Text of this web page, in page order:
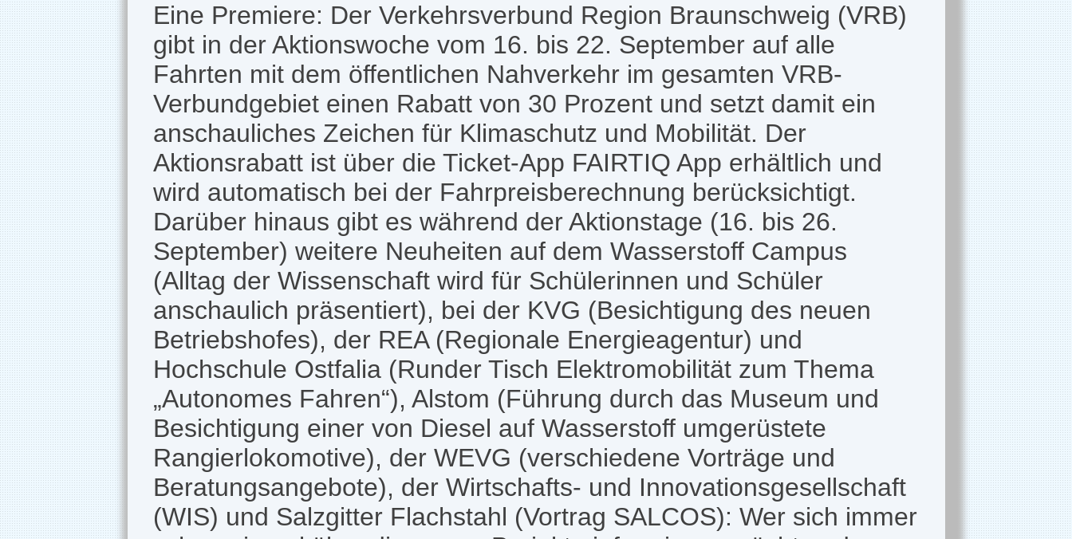
Eine Premiere: Der Verkehrsverbund Region Braunschweig (VRB)
gibt in der Aktionswoche vom 16. bis 22. September auf alle
Fahrten mit dem öffentlichen Nahverkehr im gesamten VRB-
Verbundgebiet einen Rabatt von 30 Prozent und setzt damit ein
anschauliches Zeichen für Klimaschutz und Mobilität. Der
Aktionsrabatt ist über die Ticket-App FAIRTIQ App erhältlich und
wird automatisch bei der Fahrpreisberechnung berücksichtigt.
Darüber hinaus gibt es während der Aktionstage (16. bis 26.
September) weitere Neuheiten auf dem Wasserstoff Campus
(Alltag der Wissenschaft wird für Schülerinnen und Schüler
anschaulich präsentiert), bei der KVG (Besichtigung des neuen
Betriebshofes), der REA (Regionale Energieagentur) und
Hochschule Ostfalia (Runder Tisch Elektromobilität zum Thema
„Autonomes Fahren“), Alstom (Führung durch das Museum und
Besichtigung einer von Diesel auf Wasserstoff umgerüstete
Rangierlokomotive), der WEVG (verschiedene Vorträge und
Beratungsangebote), der Wirtschafts- und Innovationsgesellschaft
(WIS) und Salzgitter Flachstahl (Vortrag SALCOS): Wer sich immer